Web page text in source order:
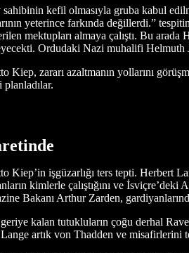
kefil olmasıyla gruba kabul
yeterince farkında değillerdi.”
mektupları almaya çalıştı. Bu
Ordudaki Nazi muhalifi Helmuth
Kiep, zararı azaltmanın yollarını
Kiep’in işgüzarlığı ters tepti. Herbert
kimlerle çalıştığını ve
Bakanı Arthur Zarden,
kalan tutukluların çoğu derhal
artık von Thadden ve misafirlerini